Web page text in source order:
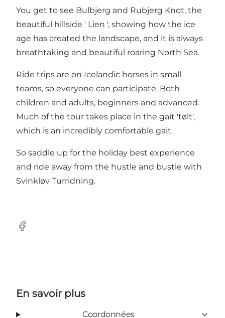
You get to see Bulbjerg and Rubjerg Knot, the
beautiful hillside ' Lien ', showing how the ice
age has created the landscape, and it is always
breathtaking and beautiful roaring North Sea.
Ride trips are on Icelandic horses in small
teams, so everyone can participate. Both
children and adults, beginners and advanced.
Much of the tour takes place in the gait 'tølt',
which is an incredibly comfortable gait.
So saddle up for the holiday best experience
and ride away from the hustle and bustle with
Svinkløv Turridning.
Facebook
En savoir plus
Coordonnées